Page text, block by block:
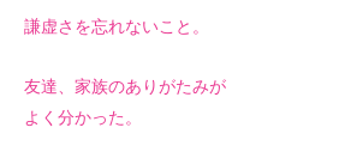
謙虚さを忘れないこと。
友達、家族のありがたみが
よく分かった。